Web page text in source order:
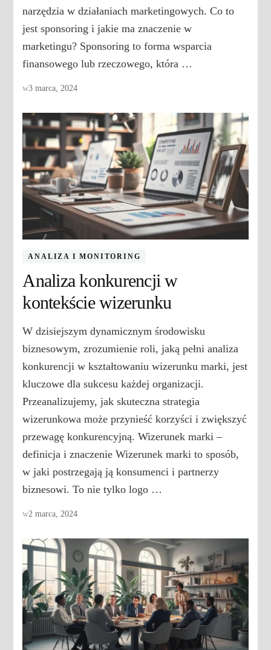
narzędzia w działaniach marketingowych. Co to
jest sponsoring i jakie ma znaczenie w
marketingu? Sponsoring to forma wsparcia
finansowego lub rzeczowego, która …
w3 marca, 2024
ANALIZA I MONITORING
Analiza konkurencji w
kontekście wizerunku
W dzisiejszym dynamicznym środowisku
biznesowym, zrozumienie roli, jaką pełni analiza
konkurencji w kształtowaniu wizerunku marki, jest
kluczowe dla sukcesu każdej organizacji.
Przeanalizujemy, jak skuteczna strategia
wizerunkowa może przynieść korzyści i zwiększyć
przewagę konkurencyjną. Wizerunek marki –
definicja i znaczenie Wizerunek marki to sposób,
w jaki postrzegają ją konsumenci i partnerzy
biznesowi. To nie tylko logo …
w2 marca, 2024